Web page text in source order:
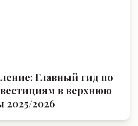
Главный гид по
в верхнюю
2025/2026